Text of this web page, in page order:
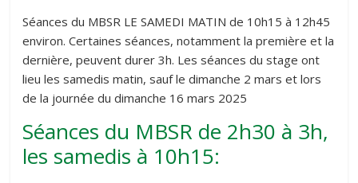
Séances du MBSR LE SAMEDI MATIN de 10h15 à 12h45
environ. Certaines séances, notamment la première et la
dernière, peuvent durer 3h. Les séances du stage ont
lieu les samedis matin, sauf le dimanche 2 mars et lors
de la journée du dimanche 16 mars 2025
Séances du MBSR de 2h30 à 3h,
les samedis à 10h15: